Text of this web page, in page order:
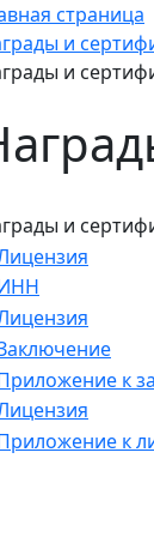
страница
и
и
и